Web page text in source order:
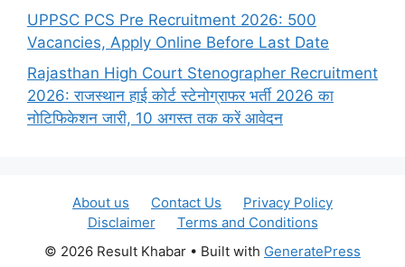
UPPSC PCS Pre Recruitment 2026: 500
Vacancies, Apply Online Before Last Date
Rajasthan High Court Stenographer Recruitment
2026: राजस्थान हाई कोर्ट स्टेनोग्राफर भर्ती 2026 का
नोटिफिकेशन जारी, 10 अगस्त तक करें आवेदन
About us Contact Us
Privacy Policy
Disclaimer
Terms and Conditions
© 2026 Result Khabar • Built with GeneratePress